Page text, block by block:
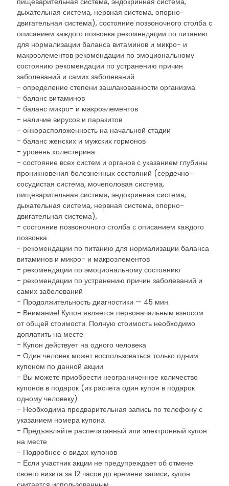
дыхательная система, нервная система, опорно-
двигательная система), состояние позвоночного столба с
описанием каждого позвонка рекомендации по питанию
для нормализации баланса витаминов и микро- и
макроэлементов рекомендации по эмоциональному
состоянию рекомендации по устранению причин
заболеваний и самих заболеваний
- определение степени зашлакованности организма
- баланс витаминов
- баланс микро- и макроэлементов
- наличие вирусов и паразитов
- онкорасположенность на начальной стадии
- баланс женских и мужских гормонов
- уровень холестерина
- состояние всех систем и органов с указанием глубины
проникновения болезненных состояний (сердечно-
сосудистая система, мочеполовая система,
пищеварительная система, эндокринная система,
дыхательная система, нервная система, опорно-
двигательная система),
- состояние позвоночного столба с описанием каждого
позвонка
- рекомендации по питанию для нормализации баланса
витаминов и микро- и макроэлементов
- рекомендации по эмоциональному состоянию
- рекомендации по устранению причин заболеваний и
самих заболеваний
- Продолжительность диагностики — 45 мин.
- Внимание! Купон является первоначальным взносом
от общей стоимости. Полную стоимость необходимо
доплатить на месте
- Купон действует на одного человека
- Один человек может воспользоваться только одним
купоном по данной акции
- Вы можете приобрести неограниченное количество
купонов в подарок (из расчета один купон в подарок
одному человеку)
- Необходима предварительная запись по телефону с
указанием номера купона
- Предъявляйте распечатанный или электронный купон
на месте
- Подробнее о видах купонов
- Если участник акции не предупреждает об отмене
своего визита за 12 часов до времени записи, купон